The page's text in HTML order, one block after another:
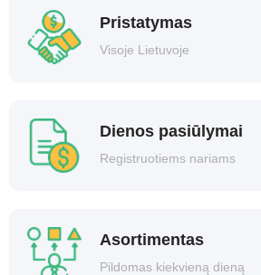
Pristatymas
Visoje Lietuvoje
Dienos pasiūlymai
Registruotiems nariams
Asortimentas
Pildomas kiekvieną dieną